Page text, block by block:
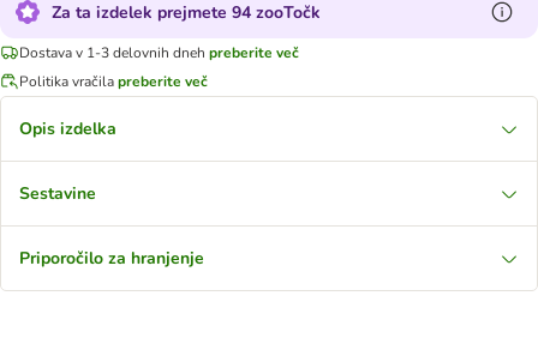
Za ta izdelek prejmete 94 zooTočk
Dostava v 1-3 delovnih dneh preberite več
Politika vračilapreberite več
Opis izdelka
Sestavine
Priporočilo za hranjenje